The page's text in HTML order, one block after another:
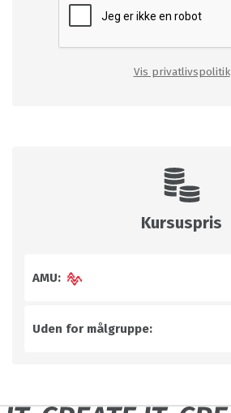
Vis privatlivspolitik
Kursuspris
AMU:
Uden for målgruppe: